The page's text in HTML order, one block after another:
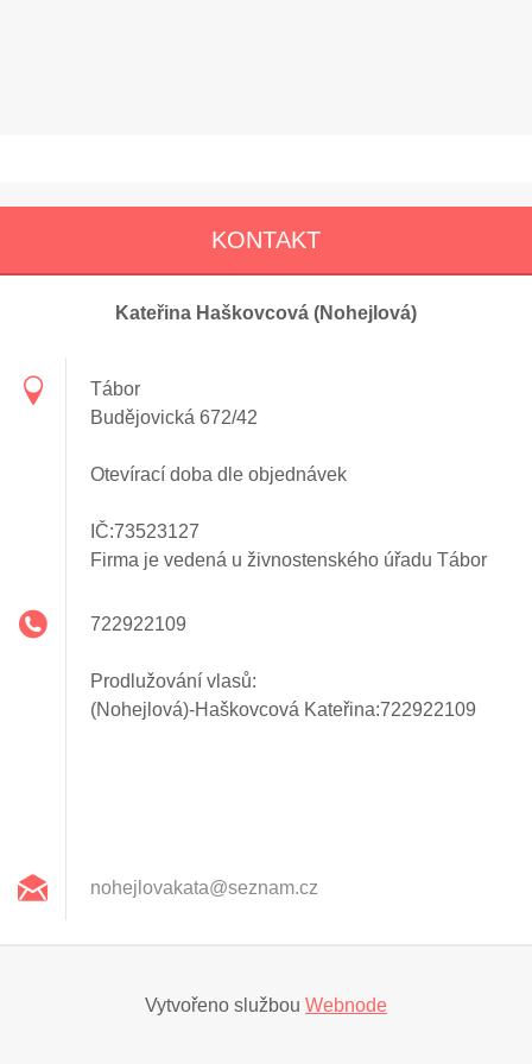
KONTAKT
Kateřina Haškovcová (Nohejlová)
Tábor
Budějovická 672/42
Otevírací doba dle objednávek
IČ:73523127
Firma je vedená u živnostenského úřadu Tábor
722922109
Prodlužování vlasů:
(Nohejlová)-Haškovcová Kateřina:722922109
nohejlovakata@seznam.cz
Vytvořeno službou Webnode